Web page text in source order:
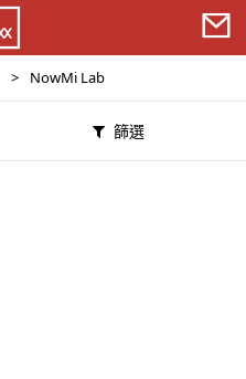
> NowMi Lab
篩選